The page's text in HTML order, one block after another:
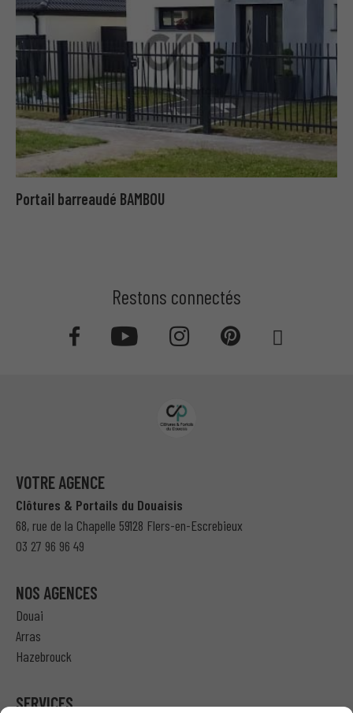
Portail barreaudé BAMBOU
Restons connectés
VOTRE AGENCE
Clôtures & Portails du Douaisis
68, rue de la Chapelle 59128 Flers-en-Escrebieux
03 27 96 96 49
NOS AGENCES
Douai
Arras
Hazebrouck
SERVICES